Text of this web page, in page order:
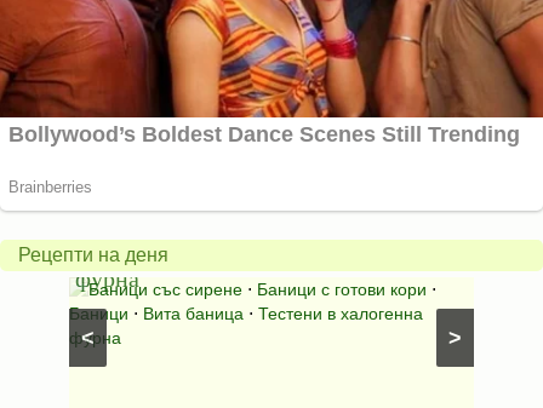
Рецепти на деня
>
<
Вита
баница
в
халогенна
фурна
Баници със сирене ⋅ Баници с готови кори ⋅
Баници ⋅ Вита баница ⋅ Тестени в халогенна
фурна
за